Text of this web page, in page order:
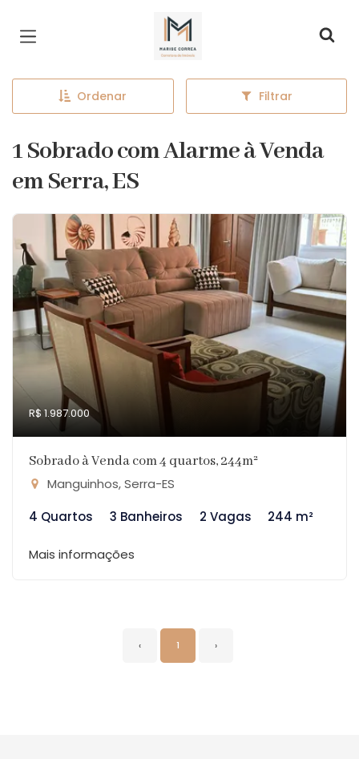
Página inicial
Ordenar Filtrar
1 Sobrado com Alarme à Venda
em Serra, ES
R$ 1.987.000
Sobrado à Venda com 4 quartos, 244m²
Manguinhos, Serra-ES
4 Quartos
3 Banheiros 2 Vagas 244 m²
Mais informações
‹ 1 ›